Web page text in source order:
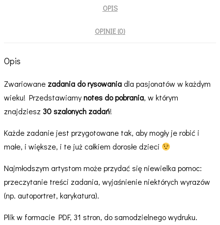
OPIS
OPINIE (0)
Opis
Zwariowane zadania do rysowania dla pasjonatów w każdym
wieku! Przedstawiamynotes do pobrania, w którym
znajdziesz 30 szalonych zadań!
Każde zadanie jest przygotowane tak, aby mogły je robić i
małe, i większe, i te już całkiem dorosłe dzieci
Najmłodszym artystom może przydać się niewielka pomoc:
przeczytanie treści zadania, wyjaśnienie niektórych wyrazów
(np. autoportret, karykatura).
Plik w formacie PDF, 31 stron, do samodzielnego wydruku.